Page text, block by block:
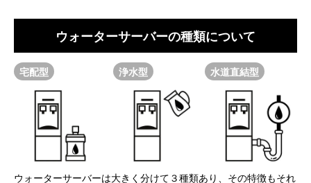
ウォーターサーバーの種類について
宅配型 浄水型 水道直結型
ウォーターサーバーは大きく分けて３種類あり、その特徴もそれ